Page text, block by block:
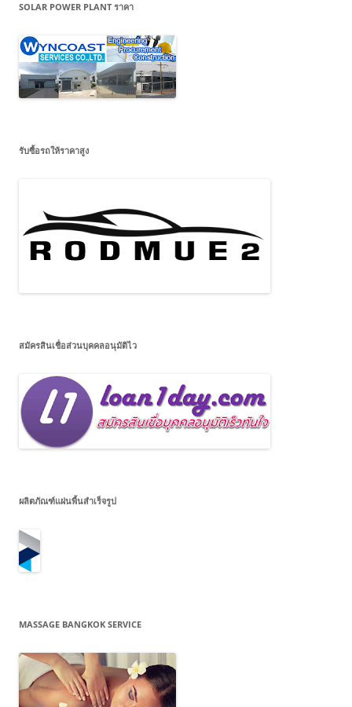
SOLAR POWER PLANT ราคา
รับซื้อรถให้ราคาสูง
สมัครสินเชื่อส่วนบุคคลอนุมัติไว
ผลิตภัณฑ์แผ่นพื้นสำเร็จรูป
MASSAGE BANGKOK SERVICE